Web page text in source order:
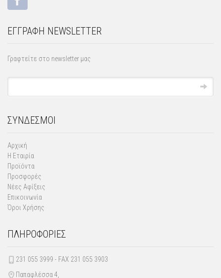
ΕΓΓΡΑΦΗ NEWSLETTER
Γραφτείτε στο newsletter μας
ΣΥΝΔΕΣΜΟΙ
Αρχική
Η Εταιρία
Προϊόντα
Προσφορές
Νέες Αφίξεις
Επικοινωνία
Όροι Χρήσης
ΠΛΗΡΟΦΟΡΙΕΣ
231 055 3999 - FAX 231 055 3903
Παπαφλέσσα 4,